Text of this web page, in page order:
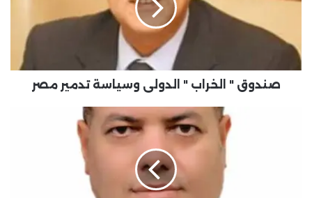
صندوق " الخراب " الدولى وسياسة تدمير مصر